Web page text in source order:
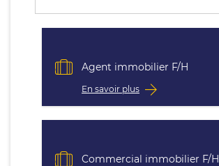
Agent immobilier F/H
En savoir plus
Commercial immobilier F/H